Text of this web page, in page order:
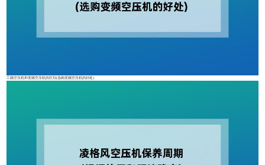
工频空压机和变频空压机的区别(选购变频空压机的好处)